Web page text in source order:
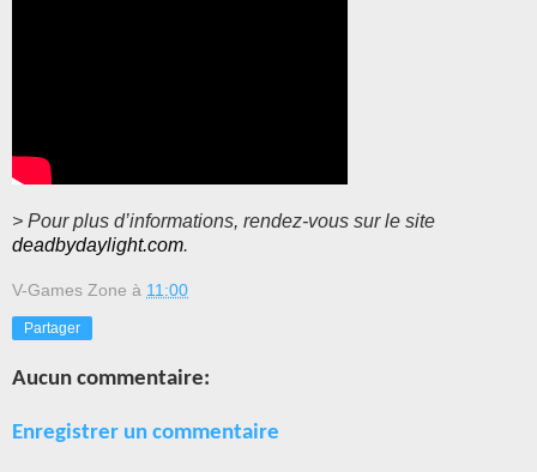
> Pour plus d’informations, rendez-vous sur le site
deadbydaylight.com.
V-Games Zone à 11:00
Partager
Aucun commentaire:
Enregistrer un commentaire